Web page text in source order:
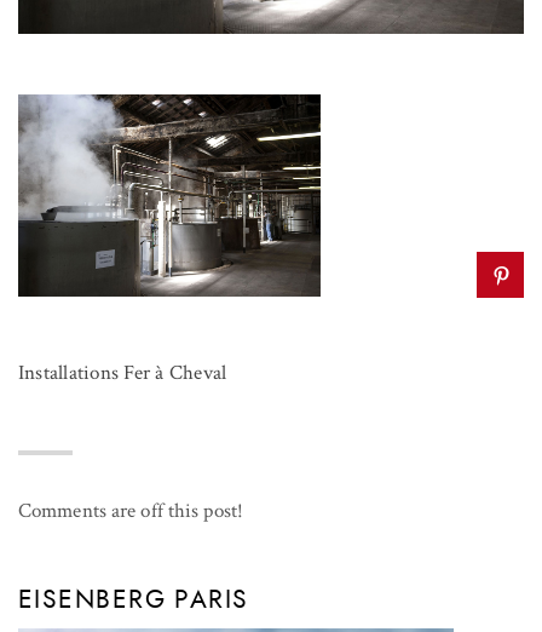
Installations Fer à Cheval
Comments are off this post!
EISENBERG PARIS